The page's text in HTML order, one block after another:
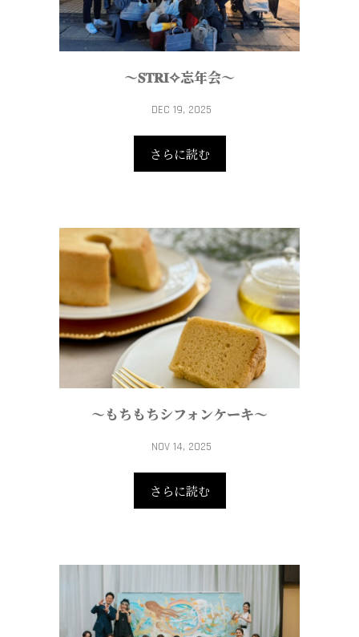
～𝐒𝐓𝐑𝐈✧忘年会～
DEC 19, 2025
さらに読む
～もちもちシフォンケーキ～
NOV 14, 2025
さらに読む